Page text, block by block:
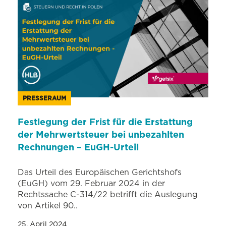
PRESSERAUM
Festlegung der Frist für die Erstattung
der Mehrwertsteuer bei unbezahlten
Rechnungen – EuGH-Urteil
Das Urteil des Europäischen Gerichtshofs
(EuGH) vom 29. Februar 2024 in der
Rechtssache C-314/22 betrifft die Auslegung
von Artikel 90..
25. April 2024